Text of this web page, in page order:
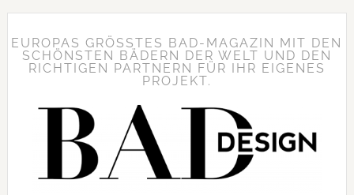
EUROPAS GRÖSSTES BAD-MAGAZIN MIT DEN S
CHÖNSTEN BÄDERN DER WELT UND DEN R
ICHTIGEN PARTNERN FÜR IHR EIGENES P
ROJEKT.